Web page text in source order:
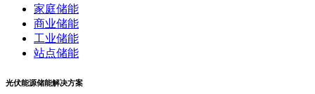
家庭储能
商业储能
工业储能
站点储能
光伏能源储能解决方案